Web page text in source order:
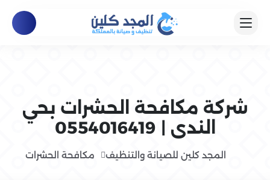
شركة مكافحة الحشرات بحي
الندى | 0554016419
المجد كلين للصيانة والتنظيف مكافحة الحشرات